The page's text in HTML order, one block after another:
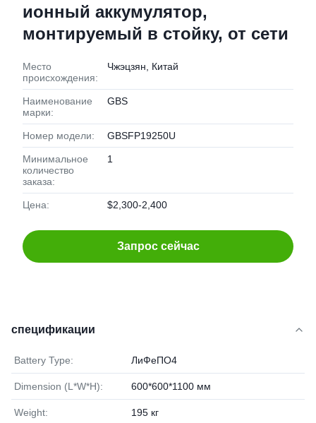
ионный аккумулятор,
монтируемый в стойку, от сети
Место
происхождения:
Чжэцзян, Китай
Наименование
марки:
GBS
Номер модели: GBSFP19250U
Минимальное
количество
заказа:
1
Цена: $2,300-2,400
Запрос сейчас
спецификации
Battery Type: ЛиФеПО4
Dimension (L*W*H): 600*600*1100 мм
Weight: 195 кг